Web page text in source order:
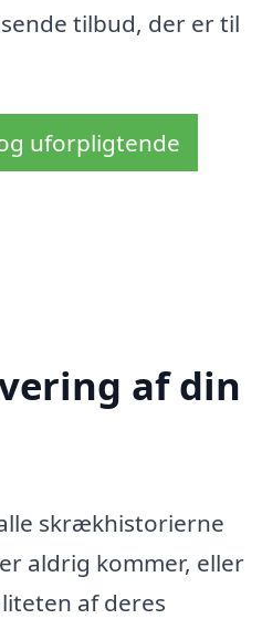
tilbud, der er til
uforpligtende
af din
skrækhistorierne
aldrig kommer, eller
af deres